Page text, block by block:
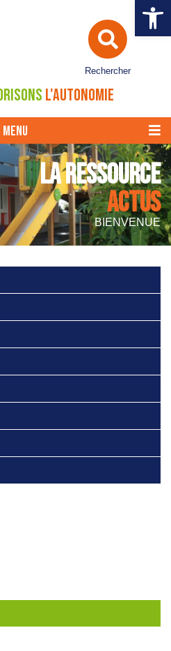
Ouvrir
Rechercher
L'AUTONOMIE
MENU
LA RESSOURCE
ACTUS
BIENVENUE